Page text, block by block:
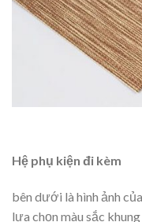
Hệ phụ kiện đi kèm
bên dưới là hình ảnh
lựa chọn màu sắc